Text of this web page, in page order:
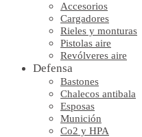
Accesorios
Cargadores
Rieles y monturas
Pistolas aire
Revólveres aire
Defensa
Bastones
Chalecos antibala
Esposas
Munición
Co2 y HPA